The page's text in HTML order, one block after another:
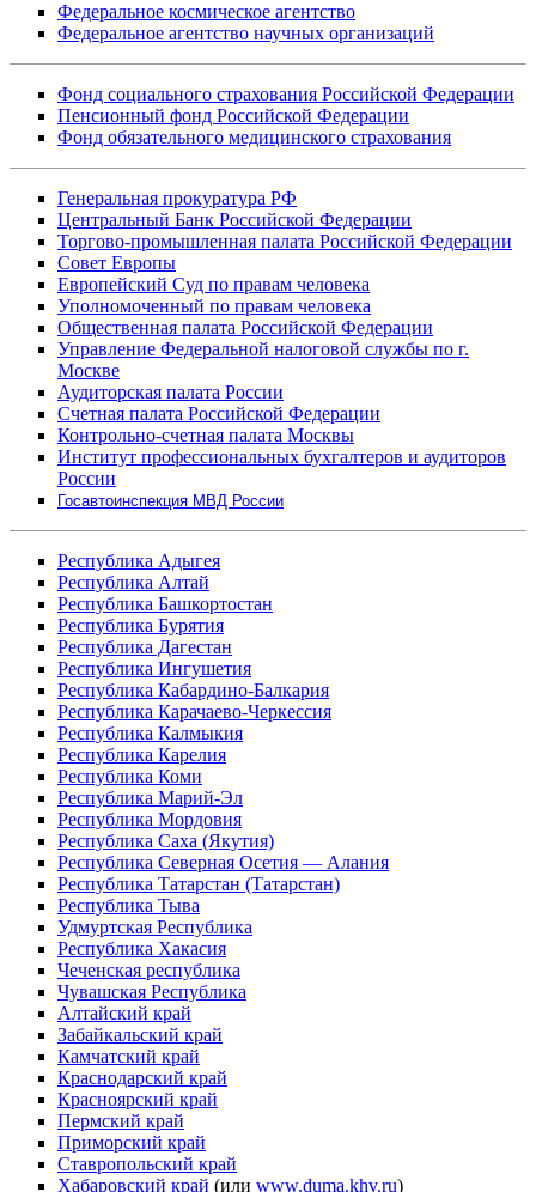
Федеральное космическое агентство
Федеральное агентство научных организаций
Фонд социального страхования Российской Федерации
Пенсионный фонд Российской Федерации
Фонд обязательного медицинского страхования
Генеральная прокуратура РФ
Центральный Банк Российской Федерации
Торгово-промышленная палата Российской Федерации
Совет Европы
Европейский Суд по правам человека
Уполномоченный по правам человека
Общественная палата Российской Федерации
Управление Федеральной налоговой службы по г.
Москве
Аудиторская палата России
Счетная палата Российской Федерации
Контрольно-счетная палата Москвы
Институт профессиональных бухгалтеров и аудиторов
России
Госавтоинспекция МВД России
Республика Адыгея
Республика Алтай
Республика Башкортостан
Республика Бурятия
Республика Дагестан
Республика Ингушетия
Республика Кабардино-Балкария
Республика Карачаево-Черкессия
Республика Калмыкия
Республика Карелия
Республика Коми
Республика Марий-Эл
Республика Мордовия
Республика Саха (Якутия)
Республика Северная Осетия — Алания
Республика Татарстан (Татарстан)
Республика Тыва
Удмуртская Республика
Республика Хакасия
Чеченская республика
Чувашская Республика
Алтайский край
Забайкальский край
Камчатский край
Краснодарский край
Красноярский край
Пермский край
Приморский край
Ставропольский край
Хабаровский край (или www.duma.khv.ru)